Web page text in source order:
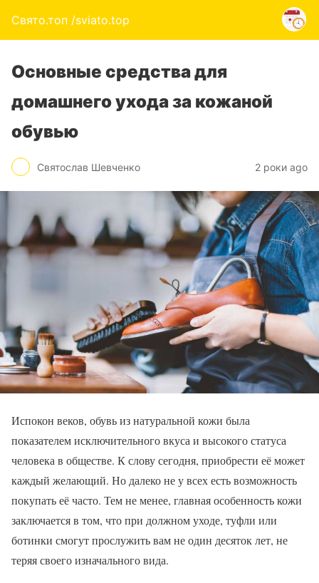
Свято.топ /sviato.top
Основные средства для
домашнего ухода за кожаной
обувью
Святослав Шевченко 2 роки ago
Испокон веков, обувь из натуральной кожи была
показателем исключительного вкуса и высокого статуса
человека в обществе. К слову сегодня, приобрести её может
каждый желающий. Но далеко не у всех есть возможность
покупать её часто. Тем не менее, главная особенность кожи
заключается в том, что при должном уходе, туфли или
ботинки смогут прослужить вам не один десяток лет, не
теряя своего изначального вида.